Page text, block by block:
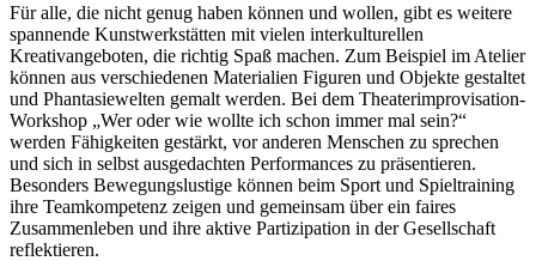
Für alle, die nicht genug haben können und wollen, gibt es weitere
spannende Kunstwerkstätten mit vielen interkulturellen
Kreativangeboten, die richtig Spaß machen. Zum Beispiel im Atelier
können aus verschiedenen Materialien Figuren und Objekte gestaltet
und Phantasiewelten gemalt werden. Bei dem Theaterimprovisation-
Workshop „Wer oder wie wollte ich schon immer mal sein?“
werden Fähigkeiten gestärkt, vor anderen Menschen zu sprechen
und sich in selbst ausgedachten Performances zu präsentieren.
Besonders Bewegungslustige können beim Sport und Spieltraining
ihre Teamkompetenz zeigen und gemeinsam über ein faires
Zusammenleben und ihre aktive Partizipation in der Gesellschaft
reflektieren.